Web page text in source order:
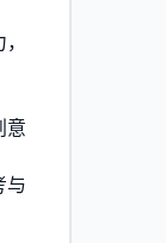
意
与